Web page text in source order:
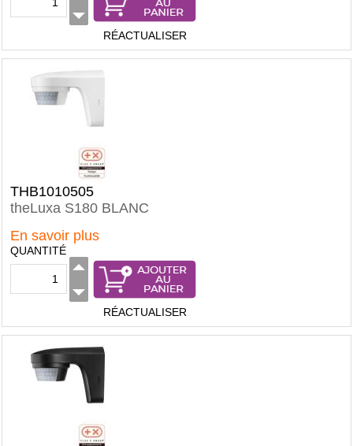
RÉACTUALISER
THB1010505
theLuxa S180 BLANC
En savoir plus
QUANTITÉ
RÉACTUALISER